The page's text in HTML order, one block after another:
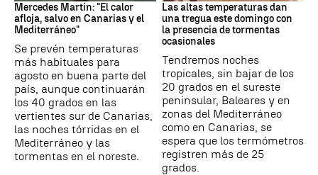
Mercedes Martín: "El calor
afloja, salvo en Canarias y el
Mediterráneo"
Se prevén temperaturas
más habituales para
agosto en buena parte del
país, aunque continuarán
los 40 grados en las
vertientes sur de Canarias,
las noches tórridas en el
Mediterráneo y las
tormentas en el noreste.
Las altas temperaturas dan
una tregua este domingo con
la presencia de tormentas
ocasionales
Tendremos noches
tropicales, sin bajar de los
20 grados en el sureste
peninsular, Baleares y en
zonas del Mediterráneo
como en Canarias, se
espera que los termómetros
registren más de 25
grados.